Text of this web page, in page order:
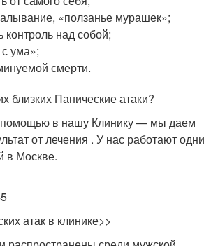
«ползанье мурашек»;
контроль над собой;
ума»;
смерти.
близких Панические атаки?
в нашу Клинику — мы даем
от лечения . У нас работают одни
в Москве.
атак в клинике>>